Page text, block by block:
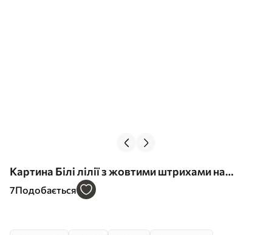
Картина Білі лілії з жовтими штрихами на
блакитному тлі Арт. m00497
7Подобається